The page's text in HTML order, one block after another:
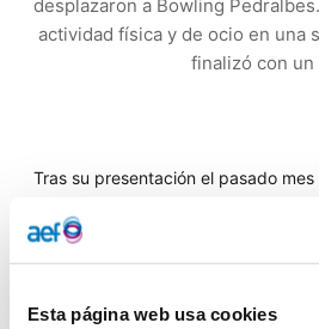
Esta página web usa cookies
desplazaron a Bowling
actividad física y de ocio en una
finalizó con
Tras su presentación el pasado
Siguiendo el calendario, el pasado
personas usuarias y cuatro
de ocio en unasalida a los bolos